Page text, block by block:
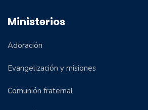
Ministerios
Adoración
Evangelización y misiones
Comunión fraternal